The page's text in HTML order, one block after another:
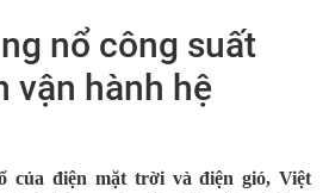
nổ công suất
vận hành hệ
của điện mặt trời và điện gió, Việt